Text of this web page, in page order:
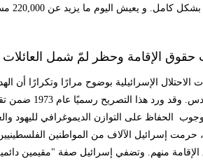
و يعيش اليوم ما يزيد عن 220,000 مستوطنًا في القدس الشرقية المحتلة.
الإقامة وحظر لمّ شمل العائلات
الإسرائيلية بوضوح مرارًا وتكرارًا أن
يهودية في
حرمت إسرائيل الآلاف من المواطنين
منهم. وتضفي إسرائيل صفة "مقيمين